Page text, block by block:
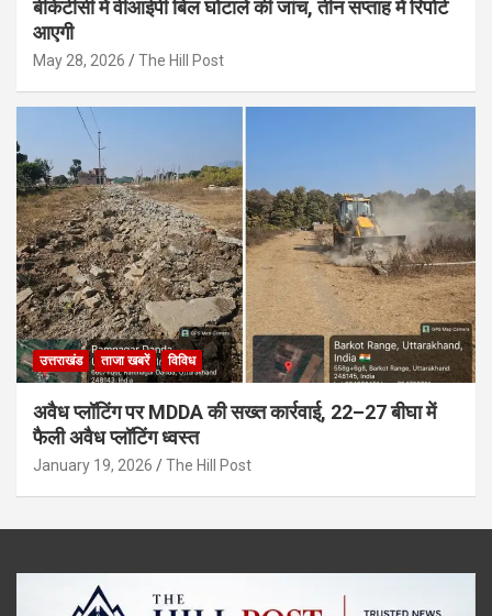
बीकेटीसी में वीआईपी बिल घोटाले की जांच, तीन सप्ताह में रिपोर्ट
आएगी
May 28, 2026 The Hill Post
उत्तराखंड ताजा खबरें विविध
अवैध प्लॉटिंग पर MDDA की सख्त कार्रवाई, 22–27 बीघा में
फैली अवैध प्लॉटिंग ध्वस्त
January 19, 2026 The Hill Post